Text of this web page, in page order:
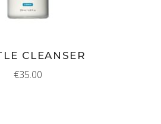
CLEANSER
€35.00